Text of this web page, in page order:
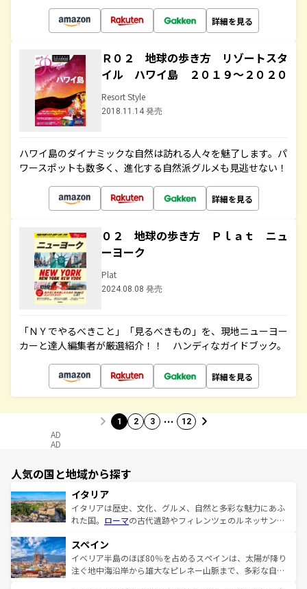
詳細を見る
Ｒ０２ 地球の歩き方 リゾートスタ
イル ハワイ島 ２０１９～２０２０
Resort Style
2018.11.14 発売
ハワイ島のダイナミックな自然は訪れる人々を魅了します。パ
ワースポットも数多く、進化する自然派グルメも見逃せない！
詳細を見る
０２ 地球の歩き方 Ｐｌａｔ ニュ
ーヨーク
Plat
2024.08.08 発売
「ＮＹでやるべきこと」「見るべきもの」を、現地ニューヨー
カーと達人編集者が厳選紹介！！ ハンディなガイドブック。
詳細を見る
1 2 3 … 12
AD
AD
人気の国と地域から探す
イタリア
イタリアは歴史、文化、グルメ、自然と多彩な魅力にあふ
れた国。 ローマの古代遺跡やフィレンツェのルネッサンス
ろん、トスカーナの美しい田園風景やアマルフィ海岸の絶
景など、自然景観も見逃せない。観光の合間には、本場の
ピザやパスタなど、絶品のイタリア料理を堪能することも
スペイン
イベリア半島のほぼ80％を占めるスペインは、太陽が降り
注ぐ地中海沿岸から雄大なピレネー山脈まで、多彩な自然